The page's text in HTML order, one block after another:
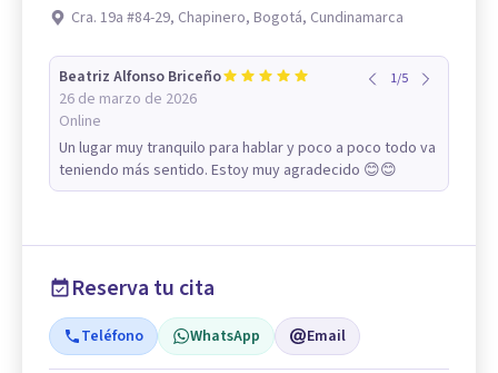
Cra. 19a #84-29, Chapinero, Bogotá, Cundinamarca
Beatriz Alfonso Briceño
26 de marzo de 2026
Online
1/5
Un lugar muy tranquilo para hablar y poco a poco todo va
teniendo más sentido. Estoy muy agradecido 😊😊
Reserva tu cita
Teléfono WhatsApp Email